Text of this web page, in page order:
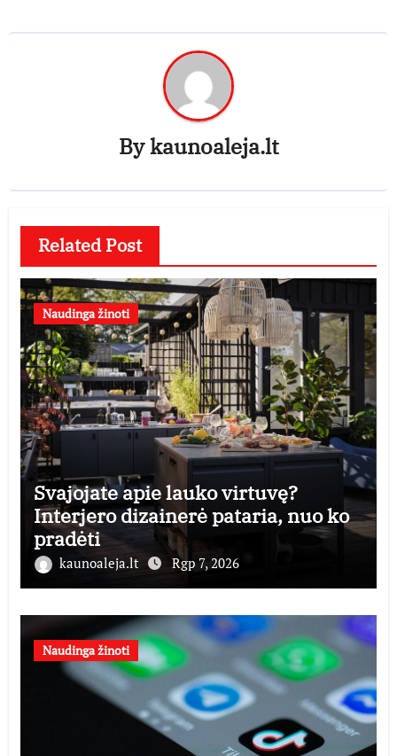
Bykaunoaleja.lt
Related Post
Naudinga žinoti
Svajojate apie lauko virtuvę?
Interjero dizainerė pataria, nuo ko
pradėti
kaunoaleja.lt Rgp 7, 2026
Naudinga žinoti